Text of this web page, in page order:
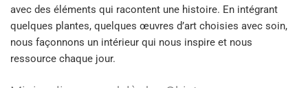
avec des éléments qui racontent une histoire. En intégrant
quelques plantes, quelques œuvres d’art choisies avec soin,
nous façonnons un intérieur qui nous inspire et nous
ressource chaque jour.